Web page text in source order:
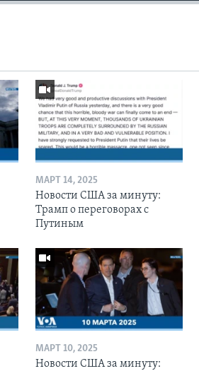
МАРТ 14, 2025
Новости США за минуту:
Трамп о переговорах с
Путиным
МАРТ 10, 2025
Новости США за минуту: